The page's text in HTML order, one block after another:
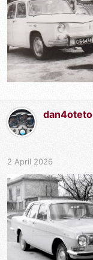
dan4oteto
2 April 2026